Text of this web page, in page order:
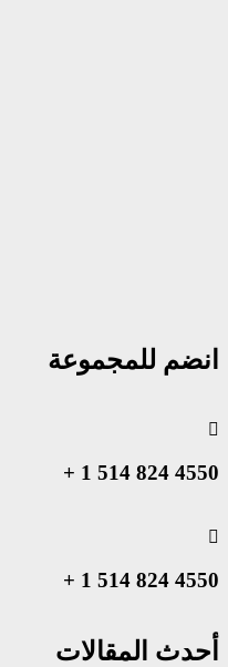
انضم للمجموعة
4550 824 514 1 +
4550 824 514 1 +
أحدث المقالات